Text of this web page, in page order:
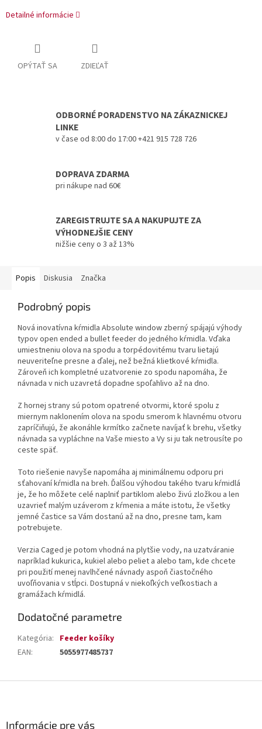
Detailné informácie
OPÝTAŤ SA ZDIEĽAŤ
ODBORNÉ PORADENSTVO NA ZÁKAZNICKEJ
LINKE
v čase od 8:00 do 17:00 +421 915 728 726
DOPRAVA ZDARMA
pri nákupe nad 60€
ZAREGISTRUJTE SA A NAKUPUJTE ZA
VÝHODNEJŠIE CENY
nižšie ceny o 3 až 13%
Popis Diskusia Značka
Podrobný popis
Nová inovatívna kŕmidla Absolute window zberný spájajú výhody
typov open ended a bullet feeder do jedného kŕmidla. Vďaka
umiestneniu olova na spodu a torpédovitému tvaru lietajú
neuveriteľne presne a ďalej, než bežná klietkové kŕmidla.
Zároveň ich kompletné uzatvorenie zo spodu napomáha, že
návnada v nich uzavretá dopadne spoľahlivo až na dno.
Z hornej strany sú potom opatrené otvormi, ktoré spolu z
miernym naklonením olova na spodu smerom k hlavnému otvoru
zapríčiňujú, že akonáhle krmítko začnete navíjať k brehu, všetky
návnada sa vypláchne na Vaše miesto a Vy si ju tak netrousíte po
ceste späť.
Toto riešenie navyše napomáha aj minimálnemu odporu pri
sťahovaní kŕmidla na breh. Ďalšou výhodou takého tvaru kŕmidlá
je, že ho môžete celé naplniť partiklom alebo živú zložkou a len
uzavrieť malým uzáverom z kŕmenia a máte istotu, že všetky
jemné častice sa Vám dostanú až na dno, presne tam, kam
potrebujete.
Verzia Caged je potom vhodná na plytšie vody, na uzatváranie
napríklad kukurica, kukiel alebo peliet a alebo tam, kde chcete
pri použití menej navlhčené návnady aspoň čiastočného
uvoľňovania v stĺpci. Dostupná v niekoľkých veľkostiach a
gramážach kŕmidlá.
Dodatočné parametre
Kategória: Feeder košíky
EAN: 5055977485737
Informácie pre vás